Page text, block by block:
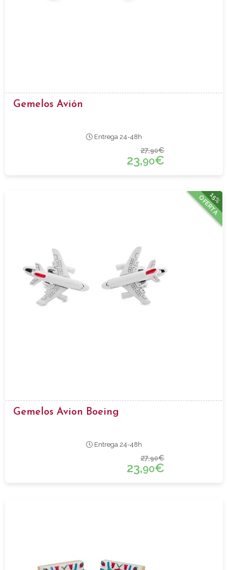
Gemelos Avión
Entrega 24-48h
27,90€
23,90€
15%
OFERTA
Gemelos Avion Boeing
Entrega 24-48h
27,90€
23,90€